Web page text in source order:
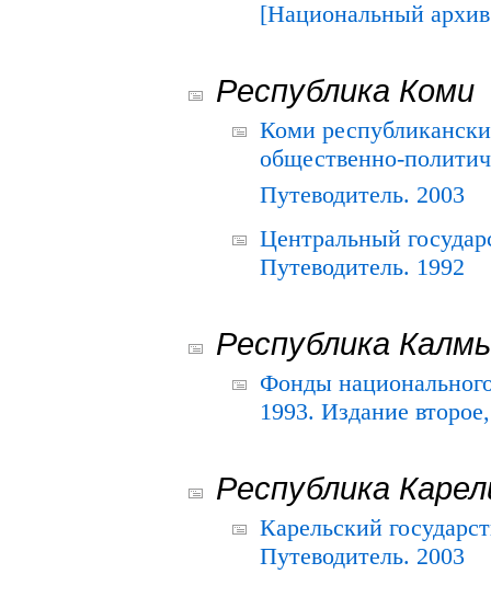
[Национальный
Республика Коми
Коми
общественно-
Путеводитель. 2003
Центральный
Путеводитель. 1992
Республика
Фонды
1993. Издание
Республика
Карельский
Путеводитель. 2003